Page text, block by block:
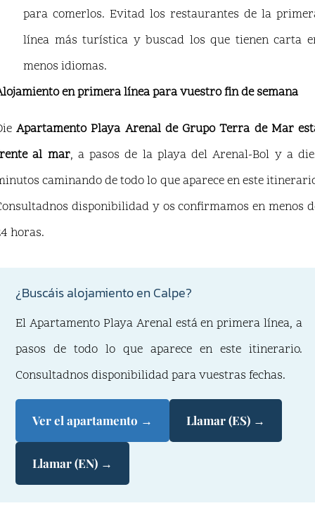
para comerlos. Evitad los restaurantes de la
línea más turística y buscad los que tienen carta
menos idiomas.
en primera línea para vuestro fin de semana
Apartamento Playa Arenal de Grupo Terra de Mar
al mar, a pasos de la playa del Arenal-Bol y a
caminando de todo lo que aparece en este
disponibilidad y os confirmamos en menos
horas.
¿Buscáis alojamiento en Calpe?
El Apartamento Playa Arenal está en primera línea, a
pasos de todo lo que aparece en este itinerario.
Consultadnos disponibilidad para vuestras fechas.
Ver el apartamento → Llamar (ES) →
Llamar (EN) →